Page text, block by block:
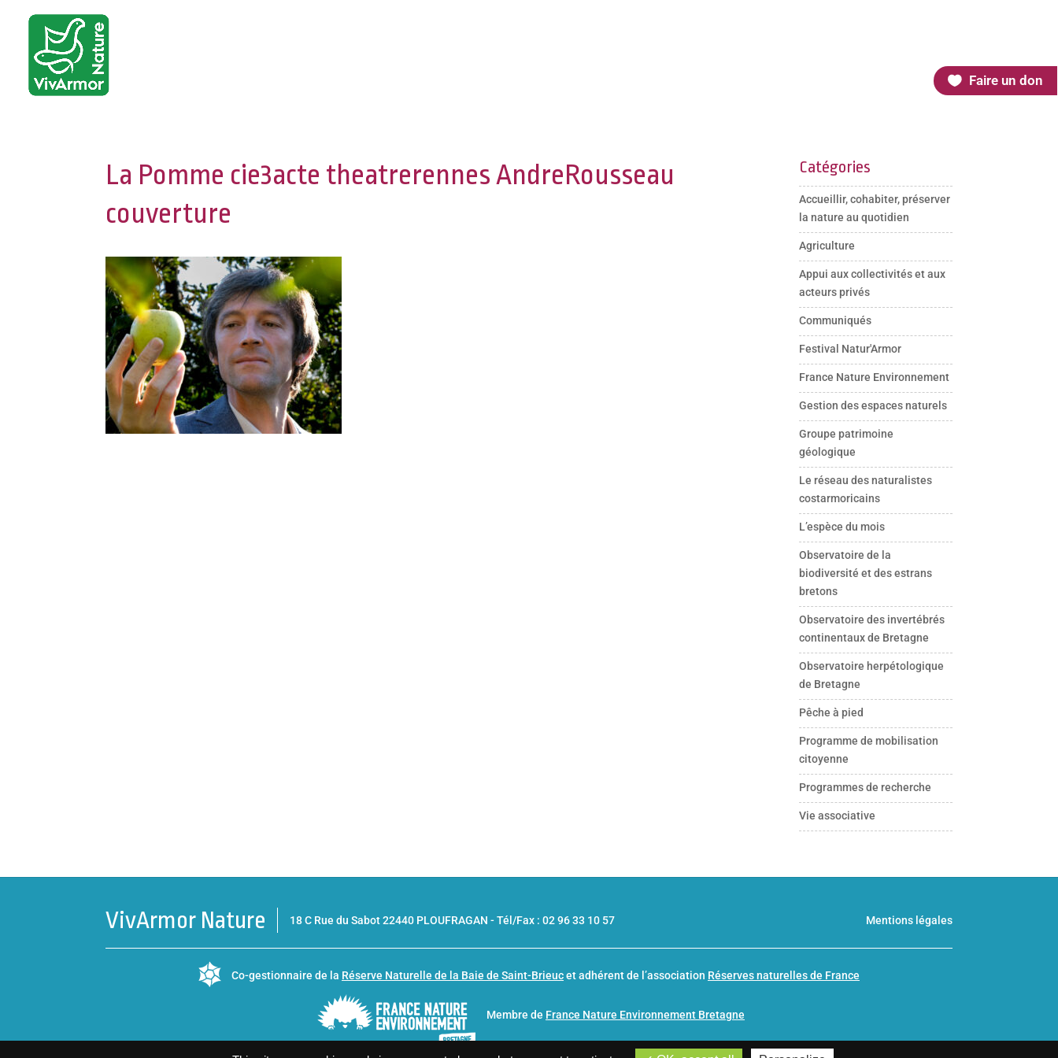
Faire un don
La Pomme cie3acte theatrerennes AndreRousseau
couverture
Catégories
Accueillir, cohabiter, préserver
la nature au quotidien
Agriculture
Appui aux collectivités et aux
acteurs privés
Communiqués
Festival Natur'Armor
France Nature Environnement
Gestion des espaces naturels
Groupe patrimoine
géologique
Le réseau des naturalistes
costarmoricains
L’espèce du mois
Observatoire de la
biodiversité et des estrans
bretons
Observatoire des invertébrés
continentaux de Bretagne
Observatoire herpétologique
de Bretagne
Pêche à pied
Programme de mobilisation
citoyenne
Programmes de recherche
Vie associative
VivArmor Nature 18 C Rue du Sabot 22440 PLOUFRAGAN -Tél/Fax : 02 96 33 10 57 Mentions légales
Co-gestionnaire de la Réserve Naturelle de la Baie de Saint-Brieucet adhérent de l’association Réserves naturelles de France
Membre de France Nature Environnement Bretagne